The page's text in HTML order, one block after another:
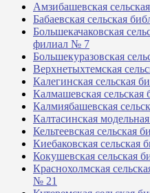
Амзибашевская
Бабаевская сельская
Большекачаковская
филиал № 7
Большекуразовская
Верхнетыхтемская
Калегинская сельская
Калмашевская
Калмиябашевская
Калтасинская
Кельтеевская сельская
Киебаковская
Кокушевская сельская
Краснохолмская
№ 21